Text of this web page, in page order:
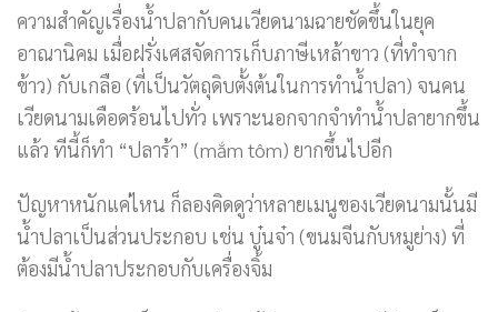
ความสำคัญเรื่องน้ำปลากับคนเวียดนามฉายชัดขึ้นในยุค
อาณานิคม เมื่อฝรั่งเศสจัดการเก็บภาษีเหล้าขาว (ที่ทำจาก
ข้าว) กับเกลือ (ที่เป็นวัตถุดิบตั้งต้นในการทำน้ำปลา) จนคน
เวียดนามเดือดร้อนไปทั่ว เพราะนอกจากจำทำน้ำปลายากขึ้น
แล้ว ทีนี้ก็ทำ “ปลาร้า” (mắm tôm) ยากขึ้นไปอีก
ปัญหาหนักแค่ไหน ก็ลองคิดดูว่าหลายเมนูของเวียดนามนั้นมี
น้ำปลาเป็นส่วนประกอบ เช่น บู๋นจ๋า (ขนมจีนกับหมูย่าง) ที่
ต้องมีน้ำปลาประกอบกับเครื่องจิ้ม